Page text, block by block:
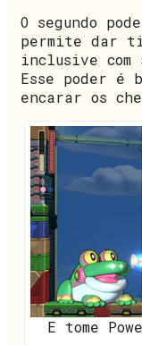
O segundo
permite dar
inclusive com
Esse poder é
encarar os
E tome